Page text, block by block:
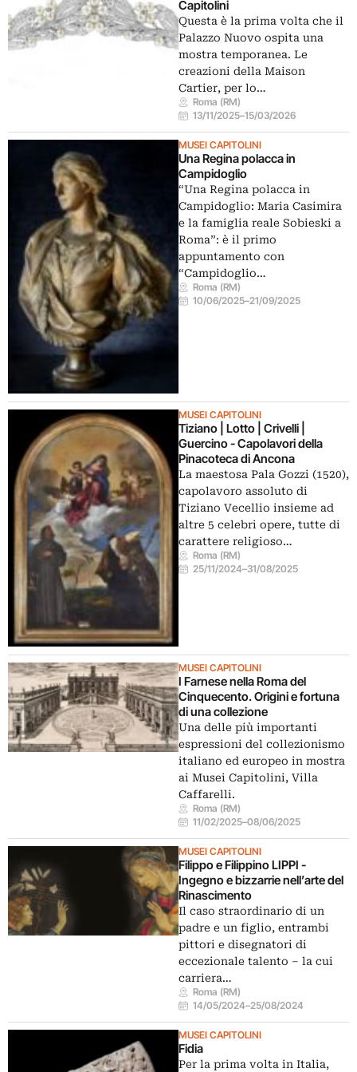
Capitolini
Questa è la prima volta che il
Palazzo Nuovo ospita una
mostra temporanea. Le
creazioni della Maison
Cartier, per lo…
Roma (RM)
13/11/2025–15/03/2026
MUSEI CAPITOLINI
Una Regina polacca in
Campidoglio
“Una Regina polacca in
Campidoglio: Maria Casimira
e la famiglia reale Sobieski a
Roma”: è il primo
appuntamento con
“Campidoglio…
Roma (RM)
10/06/2025–21/09/2025
MUSEI CAPITOLINI
Tiziano | Lotto | Crivelli |
Guercino - Capolavori della
Pinacoteca di Ancona
La maestosa Pala Gozzi (1520),
capolavoro assoluto di
Tiziano Vecellio insieme ad
altre 5 celebri opere, tutte di
carattere religioso…
Roma (RM)
25/11/2024–31/08/2025
MUSEI CAPITOLINI
I Farnese nella Roma del
Cinquecento. Origini e fortuna
di una collezione
Una delle più importanti
espressioni del collezionismo
italiano ed europeo in mostra
ai Musei Capitolini, Villa
Caffarelli.
Roma (RM)
11/02/2025–08/06/2025
MUSEI CAPITOLINI
Filippo e Filippino LIPPI -
Ingegno e bizzarrie nell’arte del
Rinascimento
Il caso straordinario di un
padre e un figlio, entrambi
pittori e disegnatori di
eccezionale talento – la cui
carriera…
Roma (RM)
14/05/2024–25/08/2024
MUSEI CAPITOLINI
Fidia
Per la prima volta in Italia,